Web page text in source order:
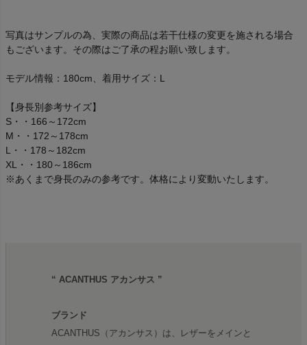
写真はサンプルの為、実際の商品は若干仕様の変更を施される場合
もございます。その際はご了承の程お願い致します。
モデル情報：180cm、着用サイズ：L
【身長別参考サイズ】
S・・166～172cm
M・・172～178cm
L・・178～182cm
XL・・180～186cm
※あくまで身長のみの参考です。体格により変動いたします。
“ ACANTHUS アカンサス ”
ブランド
ACANTHUS（アカンサス）は、レザーをメインと